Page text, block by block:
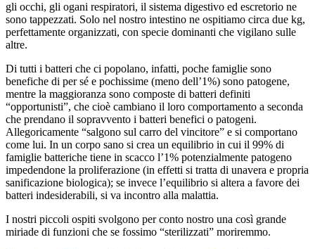
gli occhi, gli ogani respiratori, il sistema digestivo ed escretorio ne
sono tappezzati. Solo nel nostro intestino ne ospitiamo circa due kg,
perfettamente organizzati, con specie dominanti che vigilano sulle
altre.
Di tutti i batteri che ci popolano, infatti, poche famiglie sono
benefiche di per sé e pochissime (meno dell’1%) sono patogene,
mentre la maggioranza sono composte di batteri definiti
“opportunisti”, che cioè cambiano il loro comportamento a seconda
che prendano il sopravvento i batteri benefici o patogeni.
Allegoricamente “salgono sul carro del vincitore” e si comportano
come lui. In un corpo sano si crea un equilibrio in cui il 99% di
famiglie batteriche tiene in scacco l’1% potenzialmente patogeno
impedendone la proliferazione (in effetti si tratta di unavera e propria
sanificazione biologica); se invece l’equilibrio si altera a favore dei
batteri indesiderabili, si va incontro alla malattia.
I nostri piccoli ospiti svolgono per conto nostro una così grande
miriade di funzioni che se fossimo “sterilizzati” moriremmo.